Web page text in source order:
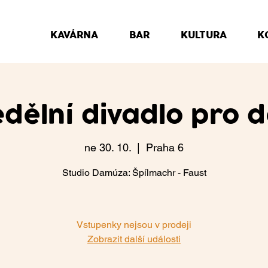
KAVÁRNA BAR KULTURA
divadlo pro
ne 30. 10. Praha 6
Studio Damúza: Špílmachr - Faust
Vstupenky nejsou v prodeji
Zobrazit další události